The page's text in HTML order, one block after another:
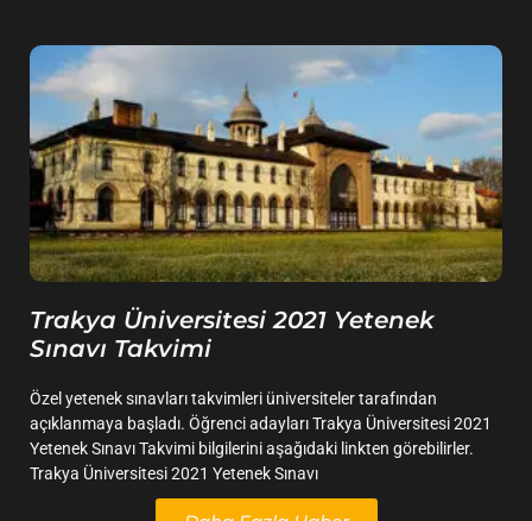
Trakya Üniversitesi 2021 Yetenek
Sınavı Takvimi
Özel yetenek sınavları takvimleri üniversiteler tarafından
açıklanmaya başladı. Öğrenci adayları Trakya Üniversitesi 2021
Yetenek Sınavı Takvimi bilgilerini aşağıdaki linkten görebilirler.
Trakya Üniversitesi 2021 Yetenek Sınavı